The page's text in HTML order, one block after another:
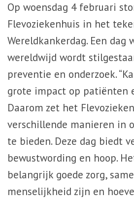
Op woensdag 4 februari
Flevoziekenhuis in het
Wereldkankerdag. Een dag
wereldwijd wordt
preventie en onderzoek.
grote impact op patiënten
Daarom zet het
verschillende manieren in
te bieden. Deze dag biedt
bewustwording en hoop.
belangrijk goede zorg,
menselijkheid zijn en